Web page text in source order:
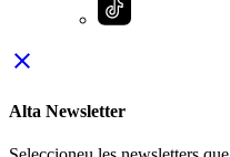
close
Alta Newsletter